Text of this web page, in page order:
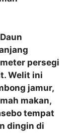
persegi
Welit ini
jamur,
makan,
tempat
dingin di